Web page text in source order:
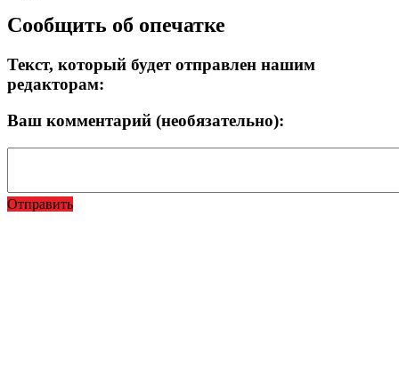
Сообщить об опечатке
Текст, который будет отправлен нашим
редакторам:
Ваш комментарий (необязательно):
Отправить